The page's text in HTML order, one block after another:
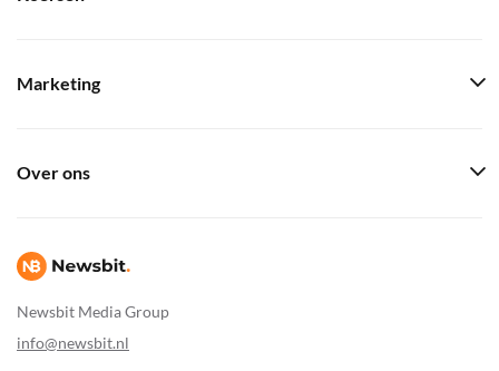
Newsbit Media Group
info@newsbit.nl
Marketing
Over ons